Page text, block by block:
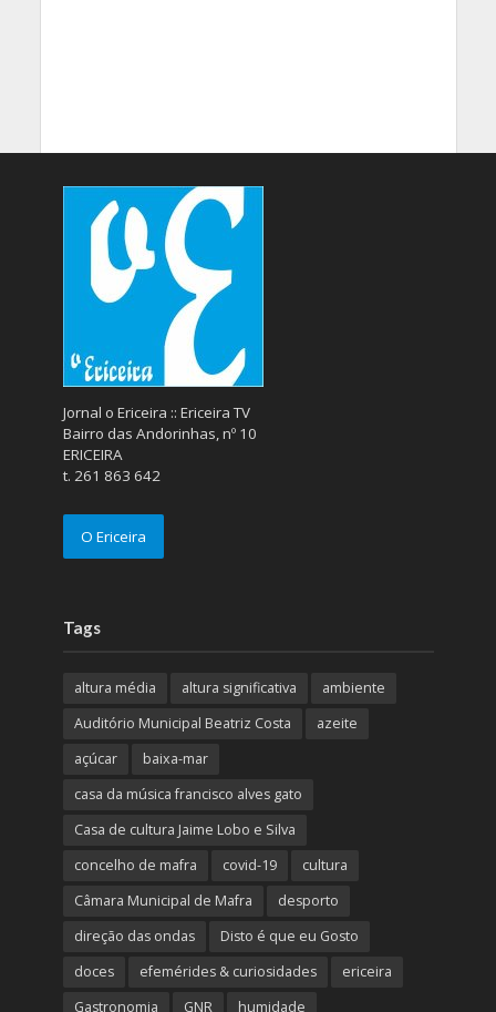
Jornal o Ericeira :: Ericeira TV
Bairro das Andorinhas, nº 10
ERICEIRA
t. 261 863 642
O Ericeira
Tags
altura média altura significativa
ambiente
Auditório Municipal Beatriz Costa
azeite
açúcar
baixa-mar
casa da música francisco alves gato
Casa de cultura Jaime Lobo e Silva
concelho de mafra
covid-19
cultura
Câmara Municipal de Mafra
desporto
direção das ondas
Disto é que eu Gosto
doces
efemérides & curiosidades
ericeira
Gastronomia
GNR humidade